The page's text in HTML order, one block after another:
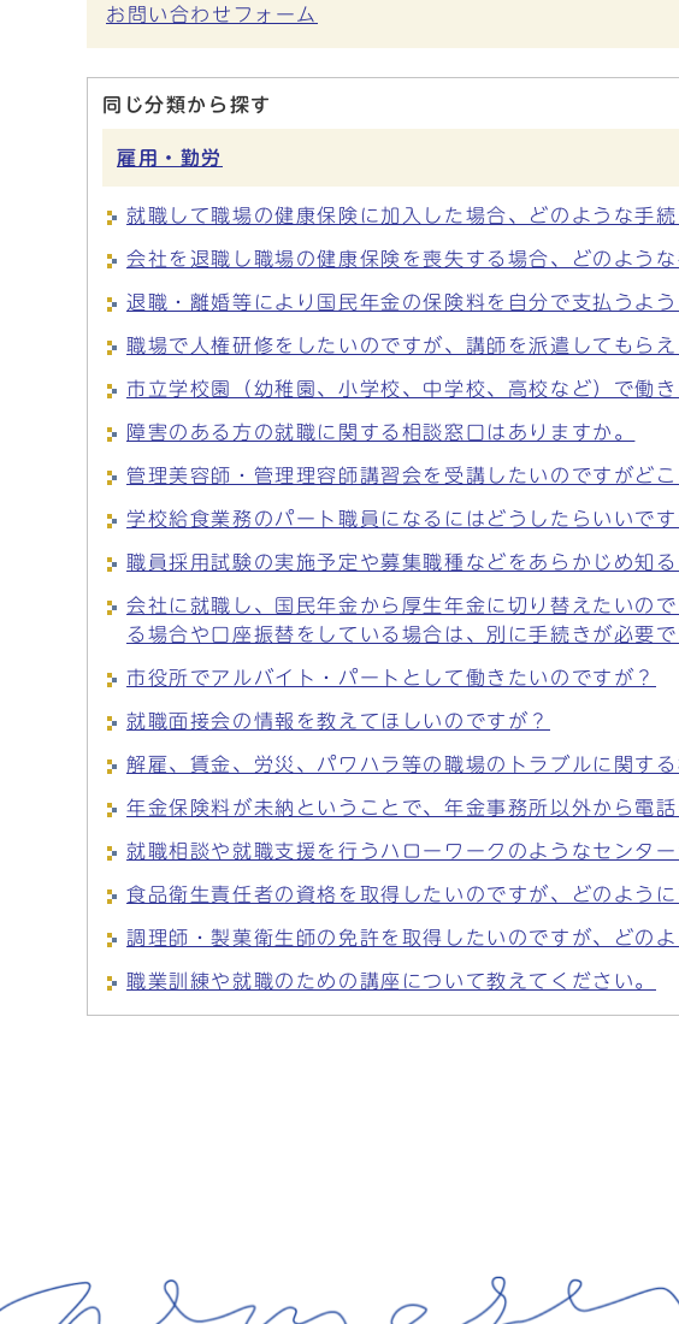
お問い合わせフォーム
同じ分類から探す
雇用・勤労
就職して職場の健康保険に加入した場合、どのような手
会社を退職し職場の健康保険を喪失する場合、どのよう
退職・離婚等により国民年金の保険料を自分で支払うよ
職場で人権研修をしたいのですが、講師を派遣してもらえ
市立学校園（幼稚園、小学校、中学校、高校など）で働
障害のある方の就職に関する相談窓口はありますか。
管理美容師・管理理容師講習会を受講したいのですがど
学校給食業務のパート職員になるにはどうしたらいいです
職員採用試験の実施予定や募集職種などをあらかじめ知
会社に就職し、国民年金から厚生年金に切り替えたいの
る場合や口座振替をしている場合は、別に手続きが必要で
市役所でアルバイト・パートとして働きたいのですが？
就職面接会の情報を教えてほしいのですが？
解雇、賃金、労災、パワハラ等の職場のトラブルに関す
年金保険料が未納ということで、年金事務所以外から電
就職相談や就職支援を行うハローワークのようなセンタ
食品衛生責任者の資格を取得したいのですが、どのよう
調理師・製菓衛生師の免許を取得したいのですが、どの
職業訓練や就職のための講座について教えてください。